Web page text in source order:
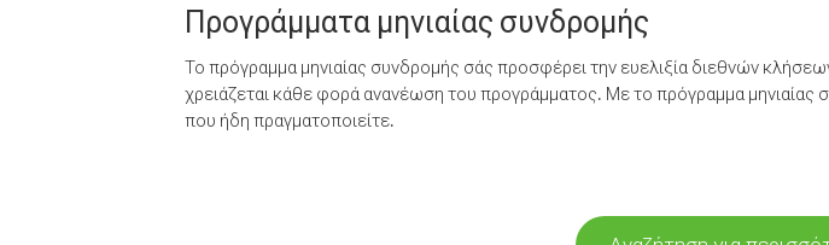
Προγράμματα μηνιαίας συνδρομής
Το πρόγραμμα μηνιαίας συνδρομής σάς προσφέρει την ευελιξία διεθνών
χρειάζεται κάθε φορά ανανέωση του προγράμματος. Με το πρόγραμμα μηνιαίας
που ήδη πραγματοποιείτε.